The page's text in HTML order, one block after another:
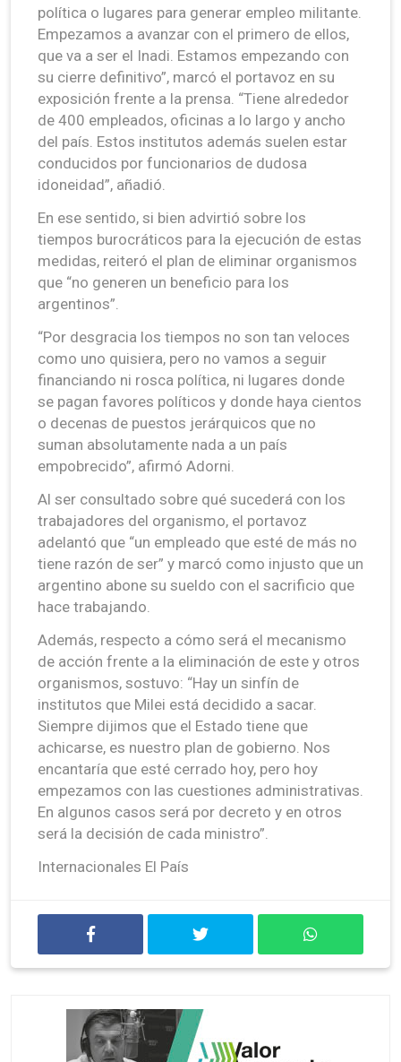
política o lugares para generar empleo militante.
Empezamos a avanzar con el primero de ellos,
que va a ser el Inadi. Estamos empezando con
su cierre definitivo”, marcó el portavoz en su
exposición frente a la prensa. “Tiene alrededor
de 400 empleados, oficinas a lo largo y ancho
del país. Estos institutos además suelen estar
conducidos por funcionarios de dudosa
idoneidad”, añadió.
En ese sentido, si bien advirtió sobre los
tiempos burocráticos para la ejecución de estas
medidas, reiteró el plan de eliminar organismos
que “no generen un beneficio para los
argentinos”.
“Por desgracia los tiempos no son tan veloces
como uno quisiera, pero no vamos a seguir
financiando ni rosca política, ni lugares donde
se pagan favores políticos y donde haya cientos
o decenas de puestos jerárquicos que no
suman absolutamente nada a un país
empobrecido”, afirmó Adorni.
Al ser consultado sobre qué sucederá con los
trabajadores del organismo, el portavoz
adelantó que “un empleado que esté de más no
tiene razón de ser” y marcó como injusto que un
argentino abone su sueldo con el sacrificio que
hace trabajando.
Además, respecto a cómo será el mecanismo
de acción frente a la eliminación de este y otros
organismos, sostuvo: “Hay un sinfín de
institutos que Milei está decidido a sacar.
Siempre dijimos que el Estado tiene que
achicarse, es nuestro plan de gobierno. Nos
encantaría que esté cerrado hoy, pero hoy
empezamos con las cuestiones administrativas.
En algunos casos será por decreto y en otros
será la decisión de cada ministro”.
Internacionales El País